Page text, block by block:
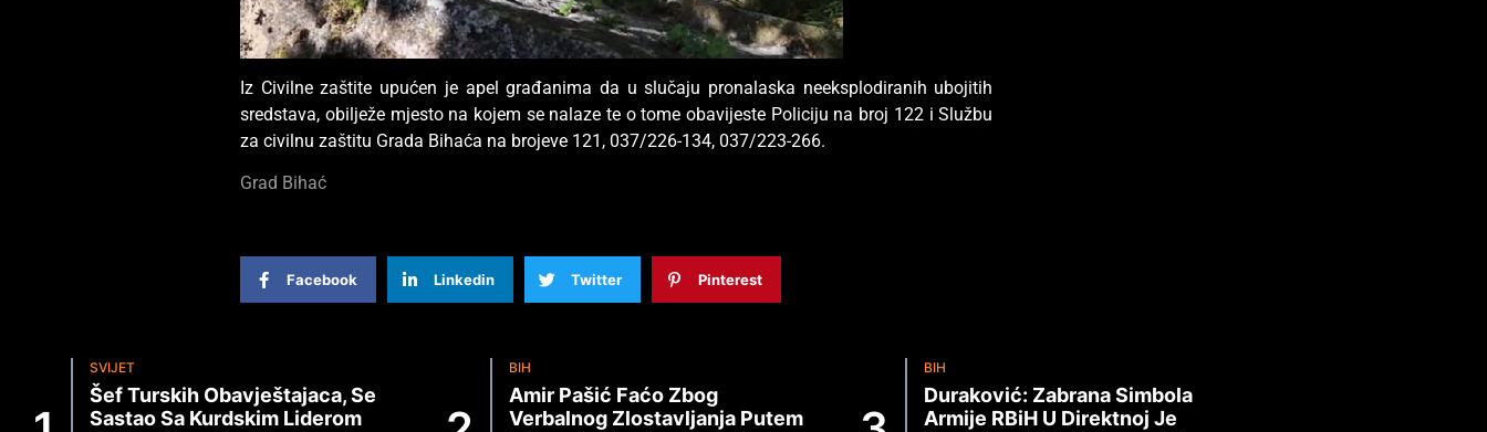
Iz Civilne zaštite upućen je apel građanima da u slučaju pronalaska neeksplodiranih ubojitih
sredstava, obilježe mjesto na kojem se nalaze te o tome obavijeste Policiju na broj 122 i Službu
za civilnu zaštitu Grada Bihaća na brojeve 121, 037/226-134, 037/223-266.
Grad Bihać
Facebook Linkedin Twitter Pinterest
SVIJET
Šef Turskih Obavještajaca, Se
Sastao Sa Kurdskim Liderom
BIH
Amir Pašić Faćo Zbog
Verbalnog Zlostavljanja Putem
BIH
Duraković: Zabrana Simbola
Armije RBiH U Direktnoj Je